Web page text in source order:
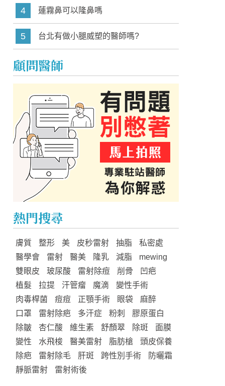
4 蓮霧鼻可以隆鼻嗎
5 台北有做小腿威塑的醫師嗎?
顧問醫師
熱門搜尋
膚質 整形 美 皮秒雷射 抽脂
私密處
醫學會
雷射 醫美 隆乳 減脂
mewing
雙眼皮
玻尿酸 雷射除痘 削骨
凹疤
植髮
拉提 汗管瘤 魔滴
變性手術
肉毒桿菌
痘痘 正顎手術 眼袋
麻醉
口罩
雷射除疤 多汗症 粉刺
膠原蛋白
除皺
杏仁酸 維生素 舒顏翠 除斑
面膜
變性
水飛梭 醫美雷射 脂肪槍
頭皮保養
除疤
雷射除毛 肝斑 跨性別手術
防曬霜
靜脈雷射
雷射術後